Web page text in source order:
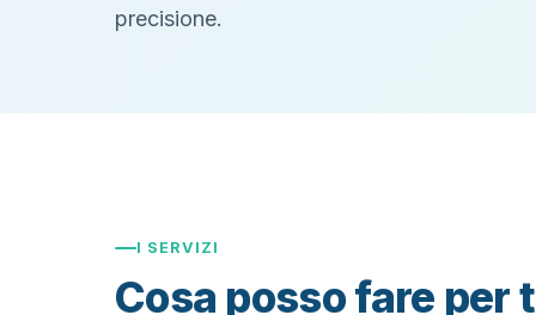
precisione.
I SERVIZI
Cosa posso fare per